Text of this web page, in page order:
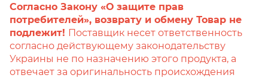
Согласно Закону «О защите прав
потребителей», возврату и обмену Товар не
подлежит! Поставщик несет ответственность
согласно действующему законодательству
Украины не по назначению этого продукта, а
отвечает за оригинальность происхождения